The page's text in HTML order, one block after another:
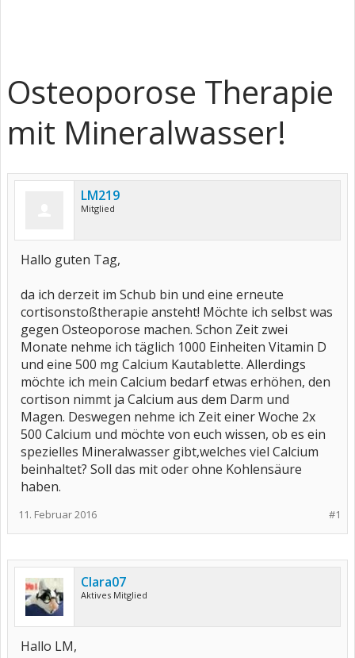
Osteoporose Therapie
mit Mineralwasser!
LM219
Mitglied
Hallo guten Tag,
da ich derzeit im Schub bin und eine erneute
cortisonstoßtherapie ansteht! Möchte ich selbst was
gegen Osteoporose machen. Schon Zeit zwei
Monate nehme ich täglich 1000 Einheiten Vitamin D
und eine 500 mg Calcium Kautablette. Allerdings
möchte ich mein Calcium bedarf etwas erhöhen, den
cortison nimmt ja Calcium aus dem Darm und
Magen. Deswegen nehme ich Zeit einer Woche 2x
500 Calcium und möchte von euch wissen, ob es ein
spezielles Mineralwasser gibt,welches viel Calcium
beinhaltet? Soll das mit oder ohne Kohlensäure
haben.
#1
11. Februar 2016
Clara07
Aktives Mitglied
Hallo LM,